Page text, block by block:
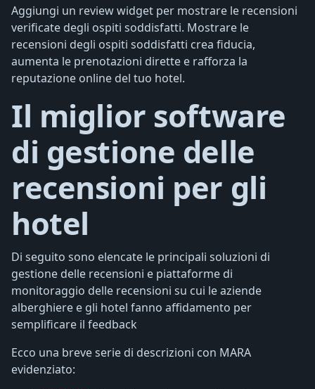
Aggiungi un review widget per mostrare le recensioni
verificate degli ospiti soddisfatti. Mostrare le
recensioni degli ospiti soddisfatti crea fiducia,
aumenta le prenotazioni dirette e rafforza la
reputazione online del tuo hotel.
Il miglior software
di gestione delle
recensioni per gli
hotel
Di seguito sono elencate le principali soluzioni di
gestione delle recensioni e piattaforme di
monitoraggio delle recensioni su cui le aziende
alberghiere e gli hotel fanno affidamento per
semplificare il feedback
Ecco una breve serie di descrizioni con MARA
evidenziato: